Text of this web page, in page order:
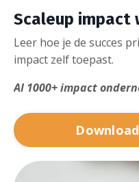
Scaleup impact
Leer hoe je de succes
impact zelf toepast.
Al 1000+ impact